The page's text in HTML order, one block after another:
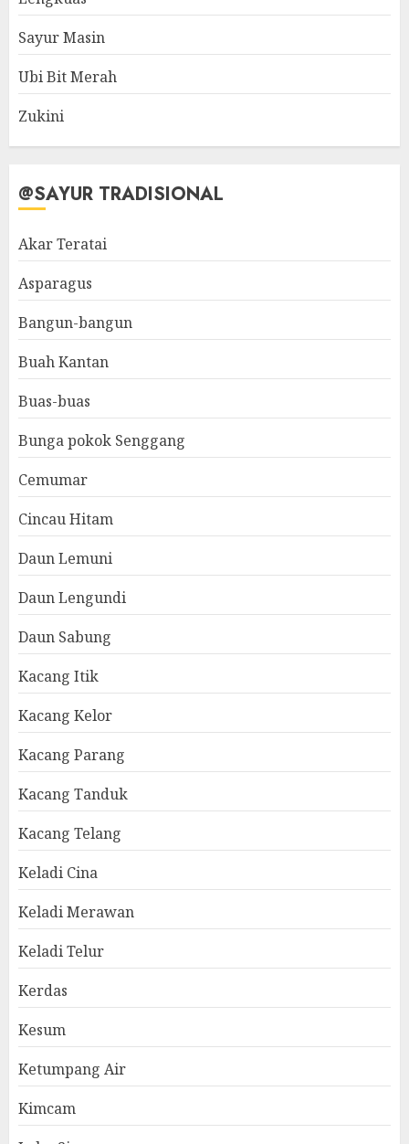
Sayur Masin
Ubi Bit Merah
Zukini
@SAYUR TRADISIONAL
Akar Teratai
Asparagus
Bangun-bangun
Buah Kantan
Buas-buas
Bunga pokok Senggang
Cemumar
Cincau Hitam
Daun Lemuni
Daun Lengundi
Daun Sabung
Kacang Itik
Kacang Kelor
Kacang Parang
Kacang Tanduk
Kacang Telang
Keladi Cina
Keladi Merawan
Keladi Telur
Kerdas
Kesum
Ketumpang Air
Kimcam